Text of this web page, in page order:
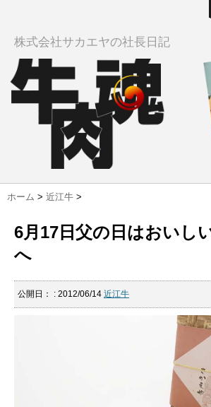
株式会社サカエヤの社長日記
ホーム > 近江牛 >
6月17日父の日はおいし
へ
公開日： : 2012/06/14 近江牛